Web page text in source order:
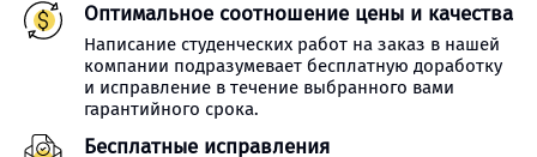
Оптимальное соотношение цены и качества
Написание студенческих работ на заказ в нашей
компании подразумевает бесплатную доработку
и исправление в течение выбранного вами
гарантийного срока.
Бесплатные исправления